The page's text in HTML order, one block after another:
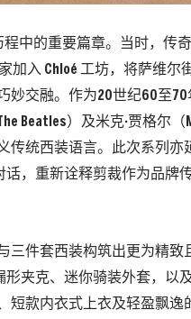
中的重要篇章。当时，传
加入 Chloé 工坊，将萨维尔
妙交融。作为20世纪60至70
Beatles）及米克·贾格尔（
传统西装语言。此次系列亦
，重新诠释剪裁作为品牌
三件套西装构筑出更为精致
形夹克、迷你骑装外套，以
短款内衣式上衣及轻盈飘逸